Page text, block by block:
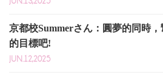
京都校Summerさん：圓夢的同時
的目標吧!
JUN.12,2025